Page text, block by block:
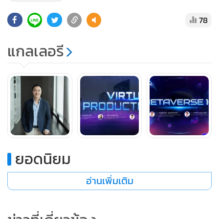
ยังสร้างแรงบันดาลใจแก่นักเรียน นักศึกษา หรือนักออกแบบ
ขนาดย่อมได้เข้ามาสัมผัสและเรียนรู้เกี่ยวกับโลกเสมือนอย่างเข้ม
ข้น ให้สามารถนำความคิดสร้างสรรค์ กระบวนการคิดเชิง
ออกแบบมาบูรณาการเข้ากับเทคโนโลยีในการผลิตคอนเทนต์
ใหม่ ยกระดับศักยภาพอุตสาหกรรมคอนเทนต์สร้างสรรค์ของ
ไทย โดยเราเปิดให้ผู้ที่สนใจได้เข้าไปเรียนรู้ด้วยตนเองโดยไม่มีค่า
ใช้จ่าย และการันตีด้วย Certificate จาก CEA เมื่อจบหลักสูตร”
ดร.ชาคริตกล่าวสรุป
สำหรับผู้ที่สนใจสามารถลงทะเบียนคอร์สออนไลน์ดังกล่าวได้
ตั้งแต่วันนี้ ทางเว็บไซต์ https://academy.cea.or.th
แกลเลอรี
ยอดนิยม
อ่านเพิ่มเติม
ข่าวที่เกี่ยวข้อง